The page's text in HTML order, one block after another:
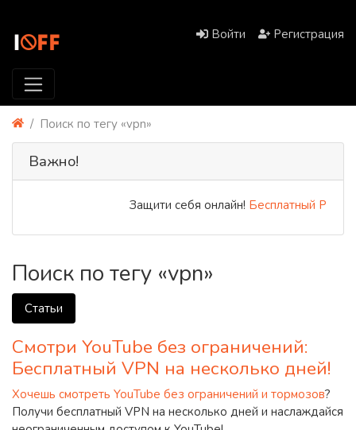
Войти Регистрация
Поиск по тегу «vpn»
Важно!
Защити себя онлайн!Бесплатный
Поиск по тегу «vpn»
Статьи
Смотри YouTube без ограничений:
Бесплатный VPN на несколько дней!
Хочешь смотреть YouTube без ограничений и тормозов?
Получи бесплатный VPN на несколько дней и наслаждайся